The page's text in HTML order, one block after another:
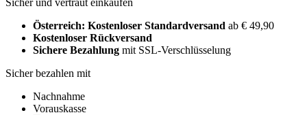
Sicher und vertraut einkaufen
Österreich: Kostenloser Standardversand ab € 49,90
Kostenloser Rückversand
Sichere Bezahlung mit SSL-Verschlüsselung
Sicher bezahlen mit
Nachnahme
Vorauskasse